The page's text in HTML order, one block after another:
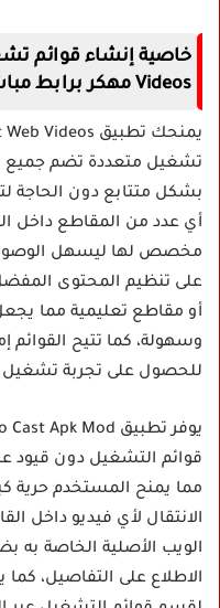
Videos مهكر برابط مباشر
تشغيل متعددة تضم جميع
بشكل متتابع دون الحاجة
أي عدد من المقاطع داخل
مخصص لها ليسهل الوصول
على تنظيم المحتوى
أو مقاطع تعليمية مما
وسهولة، كما تتيح
للحصول على تجربة
قوائم التشغيل دون قيود
مما يمنح المستخدم حرية
الانتقال لأي فيديو داخل
الويب الأصلية الخاصة به
الاطلاع على التفاصيل،